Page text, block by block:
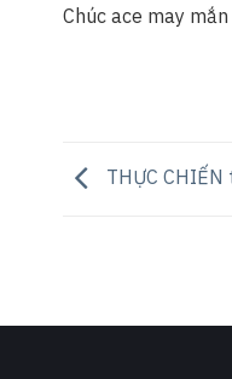
Chúc ace may
THỰC